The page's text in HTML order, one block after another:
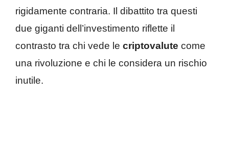
rigidamente contraria. Il dibattito tra questi
due giganti dell’investimento riflette il
contrasto tra chi vede le criptovalute come
una rivoluzione e chi le considera un rischio
inutile.